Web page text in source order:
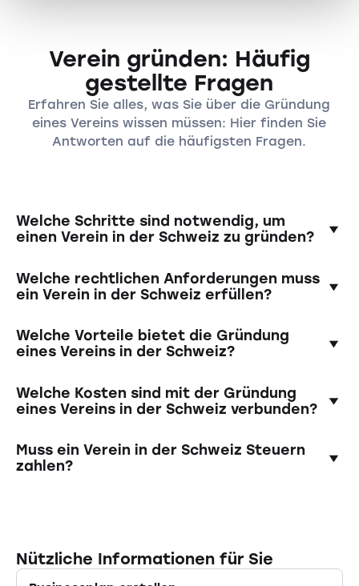
Verein gründen: Häufig
gestellte Fragen
Erfahren Sie alles, was Sie über die Gründung
eines Vereins wissen müssen: Hier finden Sie
Antworten auf die häufigsten Fragen.
Welche Schritte sind notwendig, um
einen Verein in der Schweiz zu gründen?
Die Gründung eines Vereins in der Schweiz
erfordert mindestens zwei Personen, eine
Statuten. Danach muss der Verein ins
Handelsregister eingetragen werden, wenn er
Gewerbe betreibt.
Welche rechtlichen Anforderungen muss
ein Verein in der Schweiz erfüllen?
Vereine sind grundsätzlich demokratisch
organisiert. So ist da oberste Organ die
wählt. Die Statuten müssen schriftlich
abgefasst sein und den Zweck, die Mittel
beschreiben.
Welche Vorteile bietet die Gründung
eines Vereins in der Schweiz?
Ein Verein bietet rechtliche Unabhängigkeit,
steuerliche Vorteile für gemeinnützige Zwecke,
Möglichkeit, Menschen mit ähnlichen
Interessen zusammenzubringen.
Welche Kosten sind mit der Gründung
eines Vereins in der Schweiz verbunden?
Die Kosten für die Gründung eines Vereins in
der Schweiz sind vergleichsweise gering. Im
Muss ein Verein in der Schweiz Steuern
zahlen?
unterhalten, können von der Steuerpflicht
Nützliche Informationen für Sie